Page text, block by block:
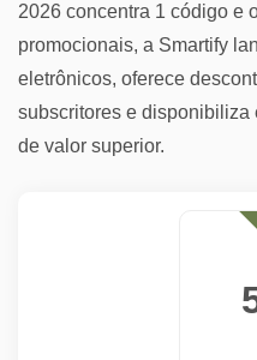
2026 concentra 1 código e
promocionais, a Smartify
eletrônicos, oferece
subscritores e disponibiliza
de valor superior.